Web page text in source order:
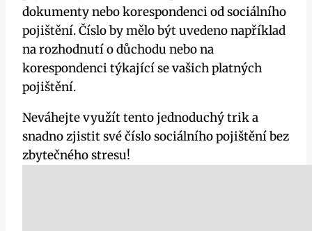
dokumenty nebo korespondenci od sociálního
pojištění. Číslo by mělo být uvedeno například
na rozhodnutí o důchodu nebo na
korespondenci týkající se vašich platných
pojištění.
Neváhejte využít tento jednoduchý trik a
snadno zjistit své číslo sociálního pojištění bez
zbytečného stresu!